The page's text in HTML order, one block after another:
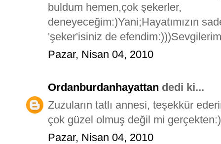
buldum hemen,çok şekerler,
deneyeceğim:)Yani;Hayatımızın
'şeker'isiniz de
Pazar, Nisan 04, 2010
Ordanburdanhayattan dedi ki...
Zuzuların tatlı annesi, teşekkür
çok güzel olmuş değil mi gerçekten:)
Pazar, Nisan 04, 2010